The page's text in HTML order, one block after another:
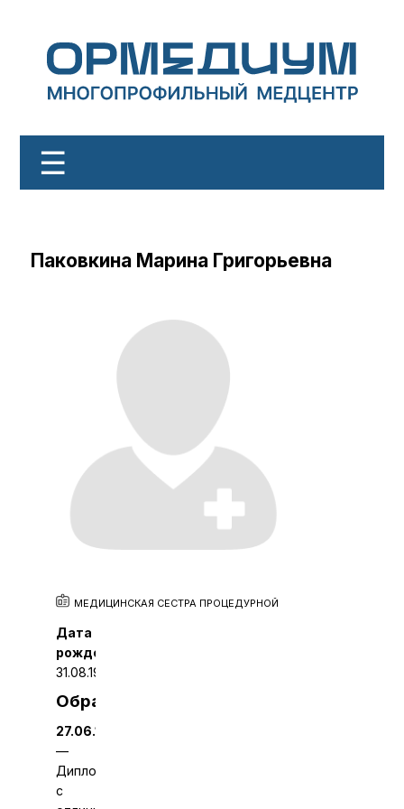
☰
ДМС
Специалисты
Прайс-лист
Пациентам
Паковкина Марина Григорьевна
МЕДИЦИНСКАЯ СЕСТРА ПРОЦЕДУРНОЙ
Дата
рождения:
31.08.1974
Образование
27.06.1992
—
Диплом
с